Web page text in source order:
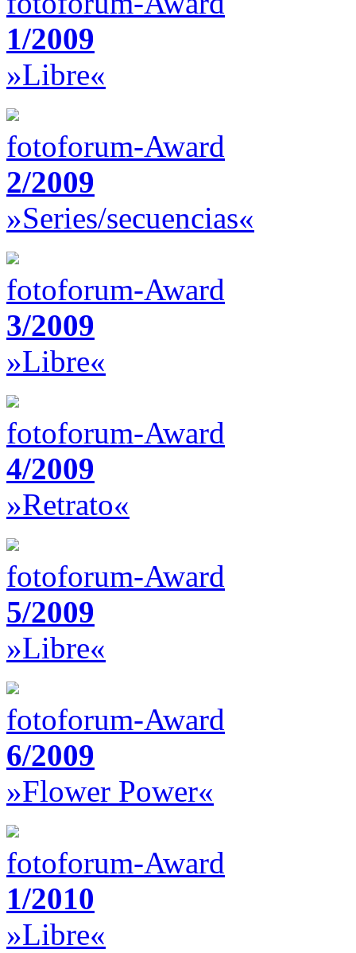
1/2009
»Libre«
fotoforum-Award
2/2009
»Series/secuencias«
fotoforum-Award
3/2009
»Libre«
fotoforum-Award
4/2009
»Retrato«
fotoforum-Award
5/2009
»Libre«
fotoforum-Award
6/2009
»Flower Power«
fotoforum-Award
1/2010
»Libre«